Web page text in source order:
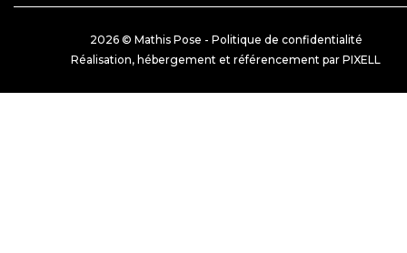
2026 © Mathis Pose - Politique de confidentialité
Réalisation, hébergement et référencement par PIXELL